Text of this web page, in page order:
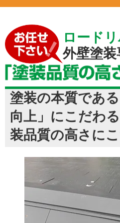
ロード
外壁塗
塗装の本質であ
向上」にこだわ
装品質の高さに